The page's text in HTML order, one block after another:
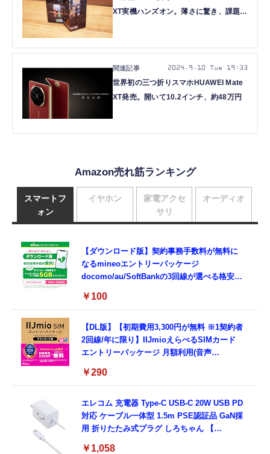
XT実機ハンズオン。薄さに驚き、課題は
世界初の三つ折りスマホHUAWEI Mate
XT発売。開いて10.2インチ、約48万円
2024.9.10 Tue 19:33
Amazon売れ筋ランキング
スマートフ
ォン
【ダウンロード版】契約事務手数料が無料に
なるmineoエントリーパッケージ
docomo/au/SoftBankの3回線が選べる格安
￥100
【DL版】【初期費用3,300円が無料 ※1契約者
2回線/年に限り】IIJmioえらべるSIMカード
エントリーパッケージ 月額利用(音声
プリペイド)[ドコモ回線]IM-B327
￥290
エレコム 充電器 Type-C USB-C 20W USB PD
対応 ケーブル一体型 1.5m PSE認証品 GaN採
用 折りたたみ式プラグ しろちゃん 【
￥1,058
イヤホン
家電アクセ
サリ
オーディオ